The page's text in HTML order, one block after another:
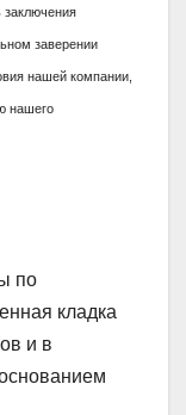
заключения
заверении
нашей компании,
нашего
по
кладка
и в